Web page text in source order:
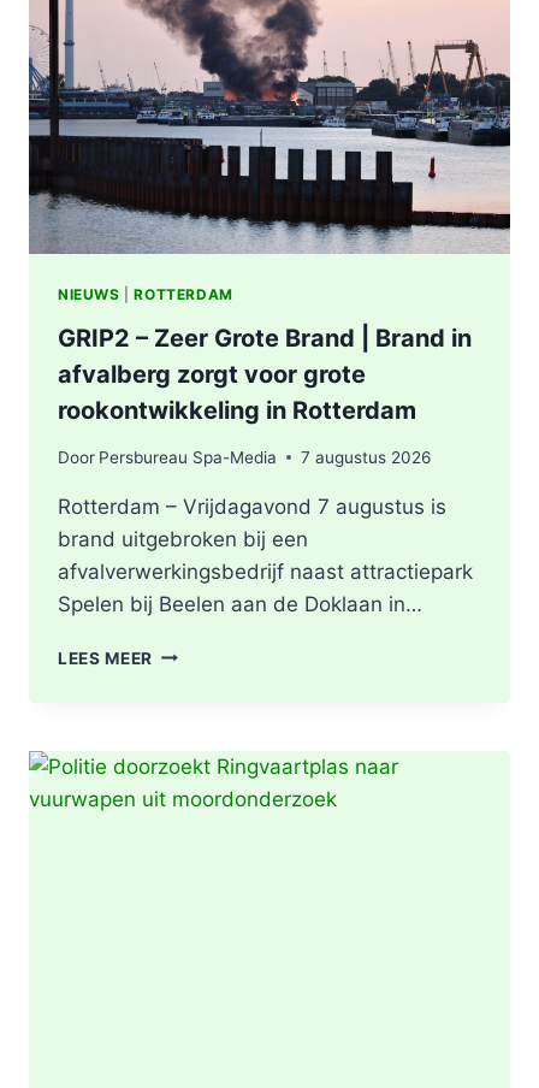
ONDERZOEKT
INCIDENT
AAN
SLACHTHUISKADE
ROTTERDAM
NIEUWS |ROTTERDAM
GRIP2 – Zeer Grote Brand | Brand in
afvalberg zorgt voor grote
rookontwikkeling in Rotterdam
Door Persbureau Spa-Media 7 augustus 2026
Rotterdam – Vrijdagavond 7 augustus is
brand uitgebroken bij een
afvalverwerkingsbedrijf naast attractiepark
Spelen bij Beelen aan de Doklaan in…
LEES MEER GRIP2
BRAND
|
BRAND